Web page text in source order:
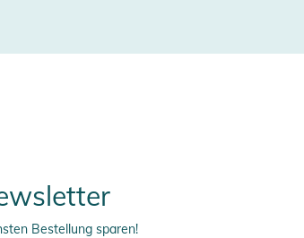
Bestellung sparen!